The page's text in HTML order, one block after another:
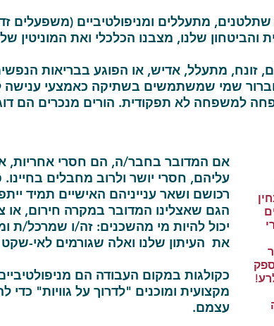
מתעללים ומניפולטיביים (משפעלים
שלנו, מצבנו הכלכלי ואת המוניטין
זונח, מתעלל, אדיש, או הפוגע בבריאות
שמי שמשתמשים בשתיקה כאמצעי ענישה
למשפחה לא תפקודית. הורים מנכרים הם
אם המדובר בחבר/ה, הם חסרי אחריות,
עליהם, חסרי יושר ולרוב מחבלים
רכושם ושאר ענייניהם האישיים תמיד
הגם שאצלינו המדובר במקרה חירום, או
יכול להיות מי מהשכנים: זה/ו שמרכל/
את העיתון שלנו ואלה שגורמים לאי-
כקולגות במקום העבודה הם
מקצועית ומוכנים "לדרוך על גוויות"
עצמם.